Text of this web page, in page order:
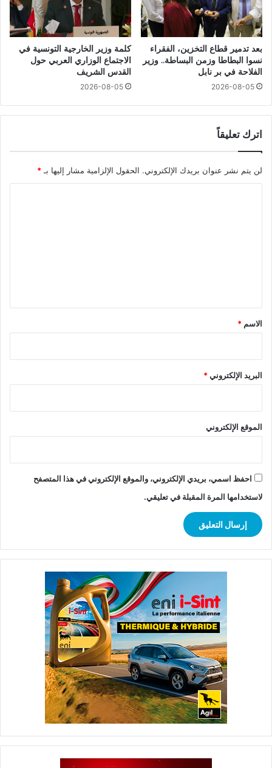
بعد تدمير قطاع التخزين، الفقراء
نسوا البطاطا وزمن البساطة.. وزير
الفلاحة في بر نابل
2026-08-05
كلمة وزير الخارجية التونسية في
الاجتماع الوزاري العربي حول
القدس الشريف
2026-08-05
اترك تعليقاً
لن يتم نشر عنوان بريدك الإلكتروني. الحقول الإلزامية مشار إليها بـ *
*
الاسم *
البريد الإلكتروني*
الموقع الإلكتروني
احفظ اسمي، بريدي الإلكتروني، والموقع الإلكتروني في هذا المتصفح
لاستخدامها المرة المقبلة في تعليقي.